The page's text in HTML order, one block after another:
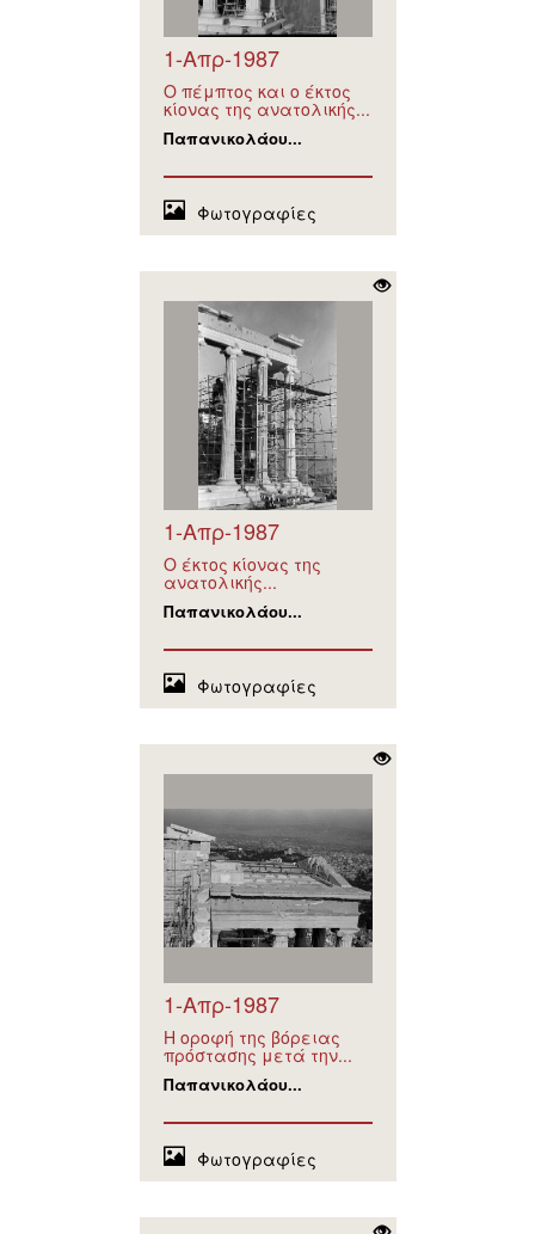
1-Απρ-1987
Ο πέμπτος και ο έκτος
κίονας της ανατολικής...
Παπανικολάου...
Φωτογραφίες
1-Απρ-1987
Ο έκτος κίονας της
ανατολικής...
Παπανικολάου...
Φωτογραφίες
1-Απρ-1987
Η οροφή της βόρειας
πρόστασης μετά την...
Παπανικολάου...
Φωτογραφίες